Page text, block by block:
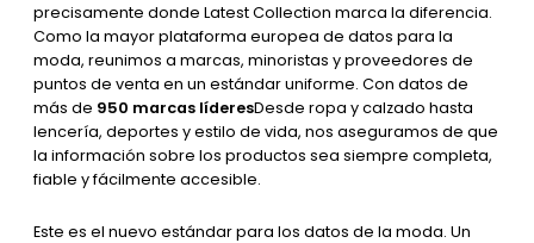
precisamente donde Latest Collection marca la diferencia.
Como la mayor plataforma europea de datos para la
moda, reunimos a marcas, minoristas y proveedores de
puntos de venta en un estándar uniforme. Con datos de
más de 950 marcas líderesDesde ropa y calzado hasta
lencería, deportes y estilo de vida, nos aseguramos de que
la información sobre los productos sea siempre completa,
fiable y fácilmente accesible.
Este es el nuevo estándar para los datos de la moda. Un